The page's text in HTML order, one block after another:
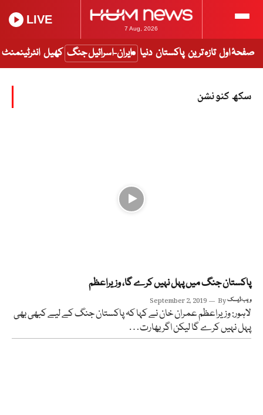
7 Aug, 2026
LIVE
صفحۂ اول تازہ ترین پاکستان دنیا ایران-اسرائیل جنگ کھیل انٹرٹینمنٹ
سکھ کنونشن
پاکستان جنگ میں پہل نہیں کرے گا، وزیراعظم
September 2, 2019 Byویب ڈیسک
لاہور: وزیراعظم عمران خان نے کہا کہ پاکستان جنگ کے لیے کبھی بھی
پہل نہیں کرے گا لیکن اگر بھارت…